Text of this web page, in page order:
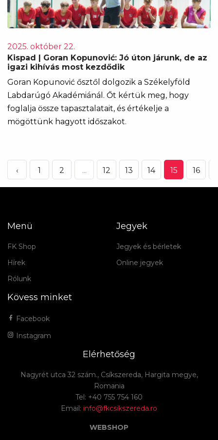
2025. október 22.
Kispad | Goran Kopunović: Jó úton járunk, de az
igazi kihívás most kezdődik
Goran Kopunović ősztől dolgozik a Székelyföld
Labdarúgó Akadémiánál. Őt kértük meg, hogy
foglalja össze tapasztalatait, és értékelje a
mögöttünk hagyott időszakot.
‹ 1 2 ... 12 13 14 15 16
Menü
FK Shop
Hírek
Rólunk
Jegyek
Jegyek és bérletek
Online jegyek
Kövess minket
Facebook
Instagram
Elérhetőség
Nagyrét utca 32 szám., Csíkszereda, Hargita megye,
Romania
Tel: +40 755 754 160
Email: info@fkcsikszereda.ro
WEBSHOP